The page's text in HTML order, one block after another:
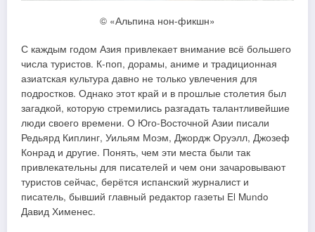
© «Альпина нон-фикшн»
С каждым годом Азия привлекает внимание всё большего
числа туристов. К-поп, дорамы, аниме и традиционная
азиатская культура давно не только увлечения для
подростков. Однако этот край и в прошлые столетия был
загадкой, которую стремились разгадать талантливейшие
люди своего времени. О Юго-Восточной Азии писали
Редьярд Киплинг, Уильям Моэм, Джордж Оруэлл, Джозеф
Конрад и другие. Понять, чем эти места были так
привлекательны для писателей и чем они зачаровывают
туристов сейчас, берётся испанский журналист и
писатель, бывший главный редактор газеты El Mundo
Давид Хименес.